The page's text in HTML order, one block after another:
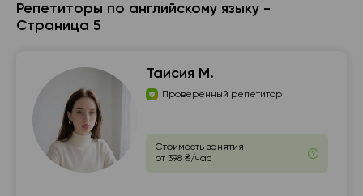
Репетиторы по английскому языку -
Страница 5
Таисия М.
Проверенный репетитор
Стоимость занятия
от 398 ₴/час